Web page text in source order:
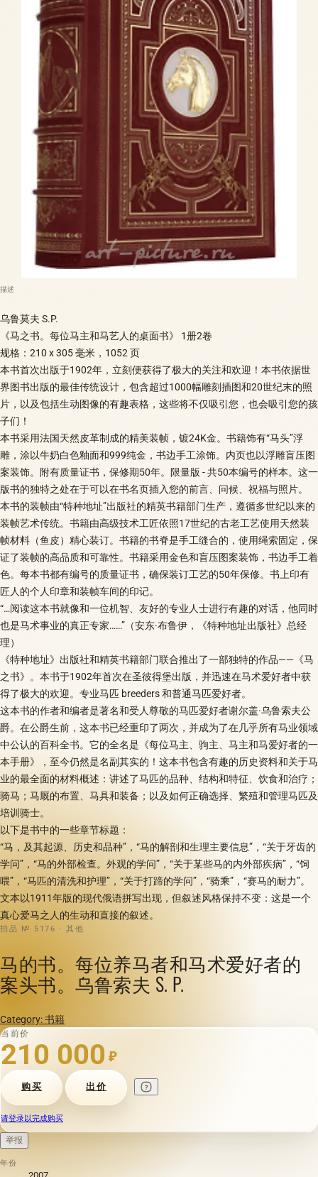
描述
乌鲁莫夫 S.P.
《马之书。每位马主和马艺人的桌面书》 1册2卷
规格：210 x 305 毫米，1052 页
本书首次出版于1902年，立刻便获得了极大的关注和欢迎！本书依据世
界图书出版的最佳传统设计，包含超过1000幅雕刻插图和20世纪末的照
片，以及包括生动图像的有趣表格，这些将不仅吸引您，也会吸引您的孩
子们！
本书采用法国天然皮革制成的精美装帧，镀24K金。书籍饰有“马头”浮
雕，涂以牛奶白色釉面和999纯金，书边手工涂饰。内页也以浮雕盲压图
案装饰。附有质量证书，保修期50年。限量版 - 共50本编号的样本。这一
版书的独特之处在于可以在书名页插入您的前言、问候、祝福与照片。
本书的装帧由“特种地址”出版社的精英书籍部门生产，遵循多世纪以来的
装帧艺术传统。书籍由高级技术工匠依照17世纪的古老工艺使用天然装
帧材料（鱼皮）精心装订。书籍的书脊是手工缝合的，使用绳索固定，保
证了装帧的高品质和可靠性。书籍采用金色和盲压图案装饰，书边手工着
色。每本书都有编号的质量证书，确保装订工艺的50年保修。书上印有
匠人的个人印章和装帧车间的印记。
“…阅读这本书就像和一位机智、友好的专业人士进行有趣的对话，他同时
也是马术事业的真正专家……”（安东·布鲁伊，《特种地址出版社》总经
理）
《特种地址》出版社和精英书籍部门联合推出了一部独特的作品——《马
之书》。本书于1902年首次在圣彼得堡出版，并迅速在马术爱好者中获
得了极大的欢迎。专业马匹 breeders 和普通马匹爱好者。
这本书的作者和编者是著名和受人尊敬的马匹爱好者谢尔盖·乌鲁索夫公
爵。在公爵生前，这本书已经重印了两次，并成为了在几乎所有马业领域
中公认的百科全书。它的全名是《每位马主、驹主、马主和马爱好者的一
本手册》，至今仍然是名副其实的！这本书包含有趣的历史资料和关于马
业的最全面的材料概述：讲述了马匹的品种、结构和特征、饮食和治疗；
骑马；马厩的布置、马具和装备；以及如何正确选择、繁殖和管理马匹及
培训骑士。
以下是书中的一些章节标题：
“马，及其起源、历史和品种”，“马的解剖和生理主要信息”，“关于牙齿的
学问”，“马的外部检查。外观的学问”，“关于某些马的内外部疾病”，“饲
喂”，“马匹的清洗和护理”，“关于打蹄的学问”，“骑乘”，“赛马的耐力”。
文本以1911年版的现代俄语拼写出现，但叙述风格保持不变：这是一个
真心爱马之人的生动和直接的叙述。
拍品 № 5176 · 其他
马的书。每位养马者和马术爱好者的
案头书。乌鲁索夫 S. P.
Category: 书籍
当前价
210 000 ₽
购买 出价
请登录以完成购买
举报
年份